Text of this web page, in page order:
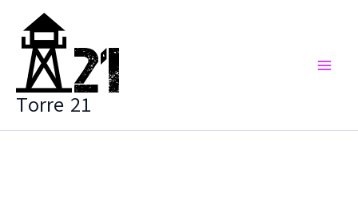
contenuto
Torre 21